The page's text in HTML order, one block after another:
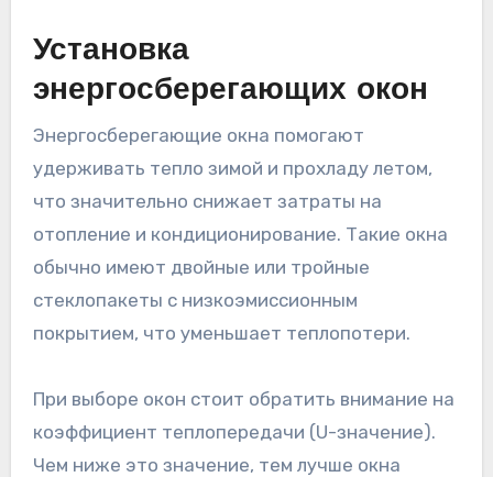
Установка
энергосберегающих окон
Энергосберегающие окна помогают
удерживать тепло зимой и прохладу летом,
что значительно снижает затраты на
отопление и кондиционирование. Такие окна
обычно имеют двойные или тройные
стеклопакеты с низкоэмиссионным
покрытием, что уменьшает теплопотери.
При выборе окон стоит обратить внимание на
коэффициент теплопередачи (U-значение).
Чем ниже это значение, тем лучше окна